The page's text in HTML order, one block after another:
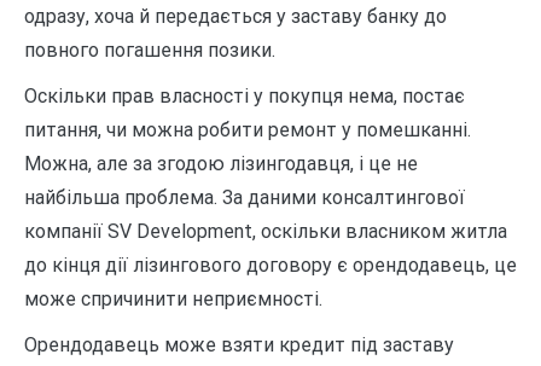
одразу, хоча й передається у заставу банку до
повного погашення позики.
Оскільки прав власності у покупця нема, постає
питання, чи можна робити ремонт у помешканні.
Можна, але за згодою лізингодавця, і це не
найбільша проблема. За даними консалтингової
компанії SV Development, оскільки власником житла
до кінця дії лізингового договору є орендодавець, це
може спричинити неприємності.
Орендодавець може взяти кредит під заставу